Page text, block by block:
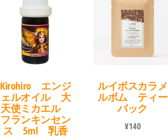
Kirohiro エンジ
ェルオイル 大
天使ミカエル
フランキンセン
ス 5ml 乳香
ルイボスカラメ
ルボム ティー
バック
¥140